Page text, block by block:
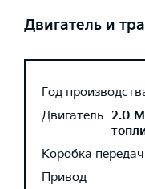
Двигатель и
Год
Двигатель 2.0
Коробка передач
Привод